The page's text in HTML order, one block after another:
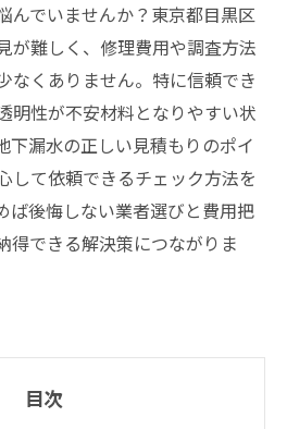
んでいませんか？東京都目黒区
難しく、修理費用や調査方法
なくありません。特に信頼でき
明性が不安材料となりやすい状
下漏水の正しい見積もりのポイ
して依頼できるチェック方法を
ば後悔しない業者選びと費用把
得できる解決策につながりま
目次